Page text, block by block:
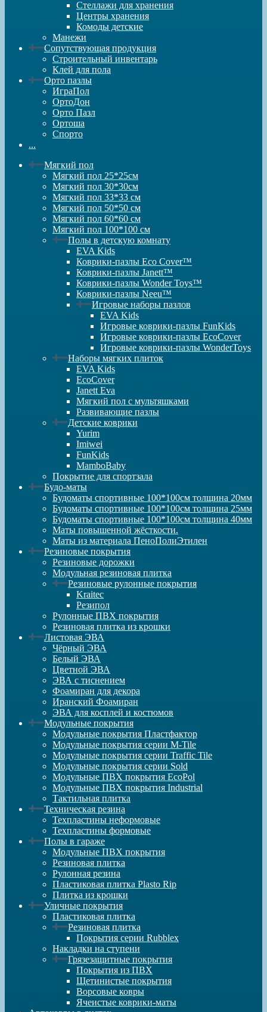
Стеллажи для хранения
Центры хранения
Комоды детские
Манежи
Сопутствующая продукция
Строительный инвентарь
Клей для пола
Орто пазлы
ИграПол
ОртоДон
Орто Пазл
Ортоша
Спорто
...
Мягкий пол
Мягкий пол 25*25см
Мягкий пол 30*30см
Мягкий пол 33*33 см
Мягкий пол 50*50 см
Мягкий пол 60*60 см
Мягкий пол 100*100 см
Полы в детскую комнату
EVA Kids
Коврики-пазлы Eco Cover™
Коврики-пазлы Janett™
Коврики-пазлы Wonder Toys™
Коврики-пазлы Neeu™
Игровые наборы пазлов
EVA Kids
Игровые коврики-пазлы FunKids
Игровые коврики-пазлы EcoCover
Игровые коврики-пазлы WonderToys
Наборы мягких плиток
EVA Kids
EcoCover
Janett Eva
Мягкий пол с мультяшками
Развивающие пазлы
Детские коврики
Yurim
Imiwei
FunKids
MamboBaby
Покрытие для спортзала
Будо-маты
Будоматы спортивные 100*100см толщина 20мм
Будоматы спортивные 100*100см толщина 25мм
Будоматы спортивные 100*100см толщина 40мм
Маты повышенной жёсткости.
Маты из материала ПеноПолиЭтилен
Резиновые покрытия
Резиновые дорожки
Модульная резиновая плитка
Резиновые рулонные покрытия
Kraitec
Резипол
Рулонные ПВХ покрытия
Резиновая плитка из крошки
Листовая ЭВА
Чёрный ЭВА
Белый ЭВА
Цветной ЭВА
ЭВА с тиснением
Фоамиран для декора
Иранский Фоамиран
ЭВА для косплей и костюмов
Модульные покрытия
Модульные покрытия Пластфактор
Модульные покрытия серии M-Tile
Модульные покрытия серии Traffic Tile
Модульные покрытия серии Sold
Модульные ПВХ покрытия EcoPol
Модульные ПВХ покрытия Industrial
Тактильная плитка
Техническая резина
Техпластины неформовые
Техпластины формовые
Полы в гараже
Модульные ПВХ покрытия
Резиновая плитка
Рулонная резина
Пластиковая плитка Plasto Rip
Плитка из крошки
Уличные покрытия
Пластиковая плитка
Резиновая плитка
Покрытия серии Rubblex
Накладки на ступени
Грязезащитные покрытия
Покрытия из ПВХ
Щетинистые покрытия
Ворсовые ковры
Ячеистые коврики-маты